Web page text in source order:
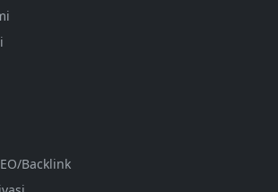
Backlink